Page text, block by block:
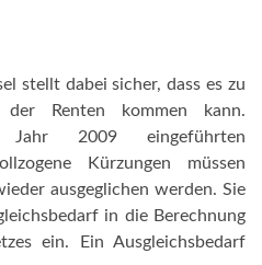
stellt dabei sicher, dass es zu
der Renten kommen kann.
2009 eingeführten
Kürzungen müssen
ausgeglichen werden. Sie
in die Berechnung
ein. Ein Ausgleichsbedarf